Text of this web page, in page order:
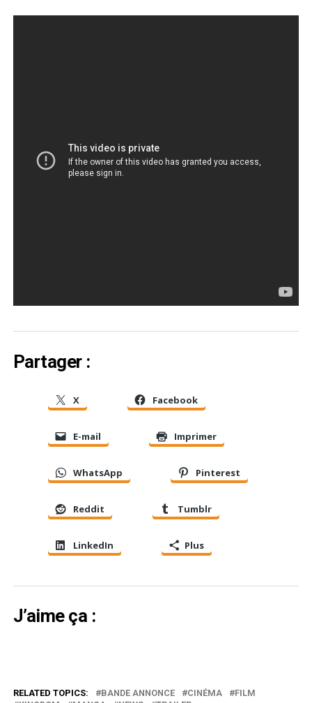
Partager :
X Facebook
E-mail Imprimer
WhatsApp Pinterest
Reddit Tumblr
LinkedIn Plus
J’aime ça :
RELATED TOPICS: BANDE ANNONCE CINÉMA
FILM